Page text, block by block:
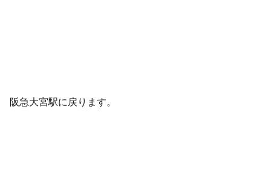
阪急大宮駅に戻ります。